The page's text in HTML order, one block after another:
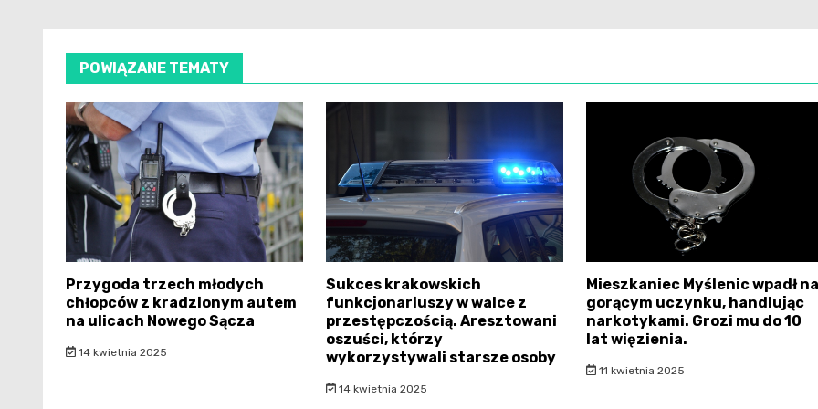
POWIĄZANE TEMATY
Przygoda trzech młodych
chłopców z kradzionym autem
na ulicach Nowego Sącza
14 kwietnia 2025
Sukces krakowskich
funkcjonariuszy w walce z
przestępczością. Aresztowani
oszuści, którzy
wykorzystywali starsze osoby
14 kwietnia 2025
Mieszkaniec Myślenic wpadł na
gorącym uczynku, handlując
narkotykami. Grozi mu do 10
lat więzienia.
11 kwietnia 2025